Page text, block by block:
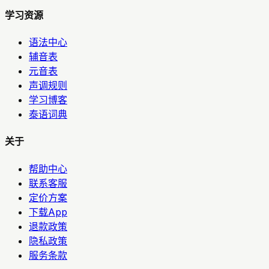
学习资源
语法中心
辅音表
元音表
声调规则
学习博客
泰语词典
关于
帮助中心
联系客服
定价方案
下载App
退款政策
隐私政策
服务条款